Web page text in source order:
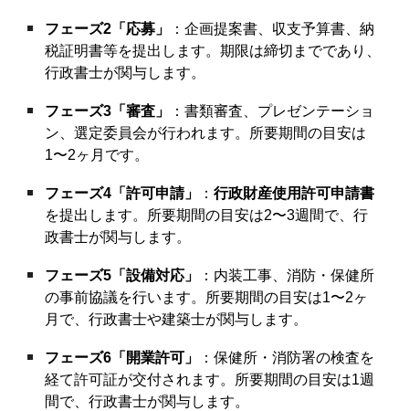
フェーズ2「応募」
：企画提案書、収支予算書、納
税証明書等を提出します。期限は締切までであり、
行政書士が関与します。
フェーズ3「審査」
：書類審査、プレゼンテーショ
ン、選定委員会が行われます。所要期間の目安は
1〜2ヶ月です。
フェーズ4「許可申請」 ：行政財産使用許可申請書
を提出します。所要期間の目安は2〜3週間で、行
政書士が関与します。
フェーズ5「設備対応」
：内装工事、消防・保健所
の事前協議を行います。所要期間の目安は1〜2ヶ
月で、行政書士や建築士が関与します。
フェーズ6「開業許可」
：保健所・消防署の検査を
経て許可証が交付されます。所要期間の目安は1週
間で、行政書士が関与します。